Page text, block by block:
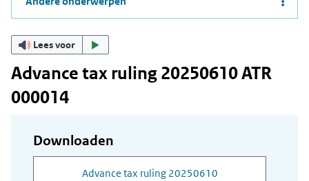
Lees voor
Advance tax ruling 20250610 ATR
000014
Downloaden
Advance tax ruling 20250610